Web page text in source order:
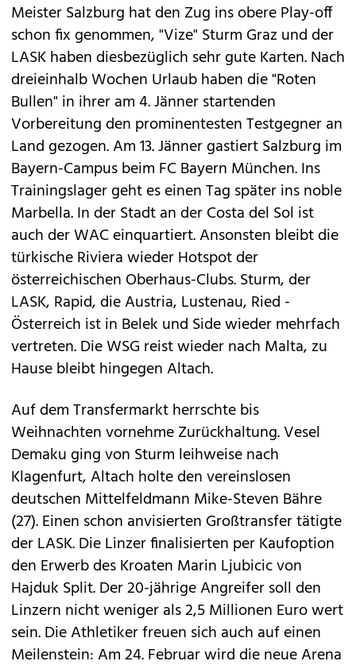
Meister Salzburg hat den Zug ins obere Play-off
schon fix genommen, "Vize" Sturm Graz und der
LASK haben diesbezüglich sehr gute Karten. Nach
dreieinhalb Wochen Urlaub haben die "Roten
Bullen" in ihrer am 4. Jänner startenden
Vorbereitung den prominentesten Testgegner an
Land gezogen. Am 13. Jänner gastiert Salzburg im
Bayern-Campus beim FC Bayern München. Ins
Trainingslager geht es einen Tag später ins noble
Marbella. In der Stadt an der Costa del Sol ist
auch der WAC einquartiert. Ansonsten bleibt die
türkische Riviera wieder Hotspot der
österreichischen Oberhaus-Clubs. Sturm, der
LASK, Rapid, die Austria, Lustenau, Ried -
Österreich ist in Belek und Side wieder mehrfach
vertreten. Die WSG reist wieder nach Malta, zu
Hause bleibt hingegen Altach.
Auf dem Transfermarkt herrschte bis
Weihnachten vornehme Zurückhaltung. Vesel
Demaku ging von Sturm leihweise nach
Klagenfurt, Altach holte den vereinslosen
deutschen Mittelfeldmann Mike-Steven Bähre
(27). Einen schon anvisierten Großtransfer tätigte
der LASK. Die Linzer finalisierten per Kaufoption
den Erwerb des Kroaten Marin Ljubicic von
Hajduk Split. Der 20-jährige Angreifer soll den
Linzern nicht weniger als 2,5 Millionen Euro wert
sein. Die Athletiker freuen sich auch auf einen
Meilenstein: Am 24. Februar wird die neue Arena